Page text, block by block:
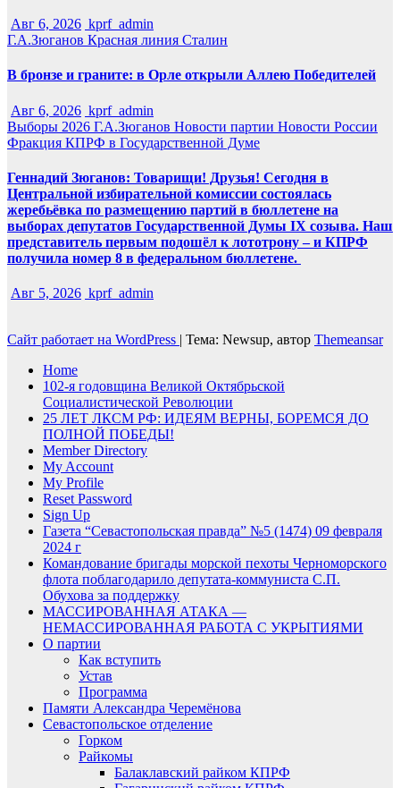
Авг 6, 2026 kprf_admin
Г.А.Зюганов Красная линия Сталин
В бронзе и граните: в Орле открыли Аллею Победителей
Авг 6, 2026 kprf_admin
Выборы 2026 Г.А.Зюганов Новости партии Новости России
Фракция КПРФ в Государственной Думе
Геннадий Зюганов: Товарищи! Друзья! Сегодня в
Центральной избирательной комиссии состоялась
жеребьёвка по размещению партий в бюллетене на
выборах депутатов Государственной Думы IX созыва. Наш
представитель первым подошёл к лототрону – и КПРФ
получила номер 8 в федеральном бюллетене.
Авг 5, 2026 kprf_admin
Сайт работает на WordPress | Тема: Newsup, автор Themeansar
Home
102-я годовщина Великой Октябрьской
Социалистической Революции
25 ЛЕТ ЛКСМ РФ: ИДЕЯМ ВЕРНЫ, БОРЕМСЯ ДО
ПОЛНОЙ ПОБЕДЫ!
Member Directory
My Account
My Profile
Reset Password
Sign Up
Газета “Севастопольская правда” №5 (1474) 09 февраля
2024 г
Командование бригады морской пехоты Черноморского
флота поблагодарило депутата-коммуниста С.П.
Обухова за поддержку
МАССИРОВАННАЯ АТАКА —
НЕМАССИРОВАННАЯ РАБОТА С УКРЫТИЯМИ
О партии
Как вступить
Устав
Программа
Памяти Александра Черемёнова
Севастопольское отделение
Горком
Райкомы
Балаклавский райком КПРФ